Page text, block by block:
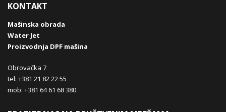
KONTAKT
Mašinska obrada
Water Jet
Proizvodnja DPF mašina
Obrovačka 7
tel: +381 21 82 22 55
mob: +381 64 61 68 380